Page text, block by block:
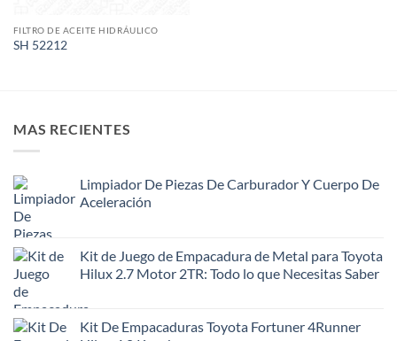
FILTRO DE ACEITE HIDRÁULICO
SH 52212
MAS RECIENTES
Limpiador De Piezas De Carburador Y Cuerpo De
Aceleración
Kit de Juego de Empacadura de Metal para Toyota
Hilux 2.7 Motor 2TR: Todo lo que Necesitas Saber
Kit De Empacaduras Toyota Fortuner 4Runner